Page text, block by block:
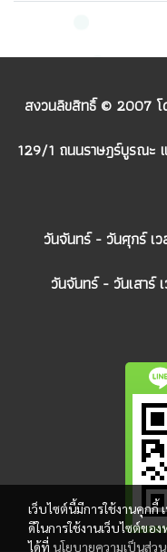
สงวนลิขสิทธิ์ © 2007 โ
129/1 ถนนราษฎร์บูรณะ
วันจันทร์ - วันศุกร์ เ
วันจันทร์ - วันเสาร์
เว็บไซต์นี้มีการใช้งานคุก
ดีในการใช้งานเว็บไซต์ขอ
ได้ที่ นโยบายความเป็นส่ว